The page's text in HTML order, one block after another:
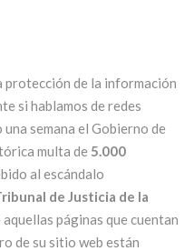
protección de la información
si hablamos de redes
semana el Gobierno de
multa de 5.000
al escándalo
de Justicia de la
aquellas páginas que cuentan
de su sitio web están